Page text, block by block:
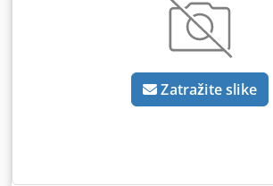
Zatražite slike